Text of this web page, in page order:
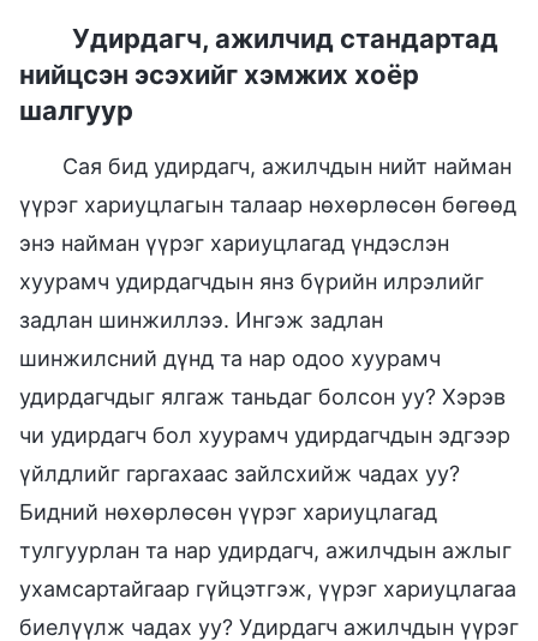
Удирдагч, ажилчид стандартад
нийцсэн эсэхийг хэмжих хоёр
шалгуур
Сая бид удирдагч, ажилчдын нийт найман
үүрэг хариуцлагын талаар нөхөрлөсөн бөгөөд
энэ найман үүрэг хариуцлагад үндэслэн
хуурамч удирдагчдын янз бүрийн илрэлийг
задлан шинжиллээ. Ингэж задлан
шинжилсний дүнд та нар одоо хуурамч
удирдагчдыг ялгаж таньдаг болсон уу? Хэрэв
чи удирдагч бол хуурамч удирдагчдын эдгээр
үйлдлийг гаргахаас зайлсхийж чадах уу?
Бидний нөхөрлөсөн үүрэг хариуцлагад
тулгуурлан та нар удирдагч, ажилчдын ажлыг
ухамсартайгаар гүйцэтгэж, үүрэг хариуцлагаа
биелүүлж чадах уу? Удирдагч ажилчдын үүрэг